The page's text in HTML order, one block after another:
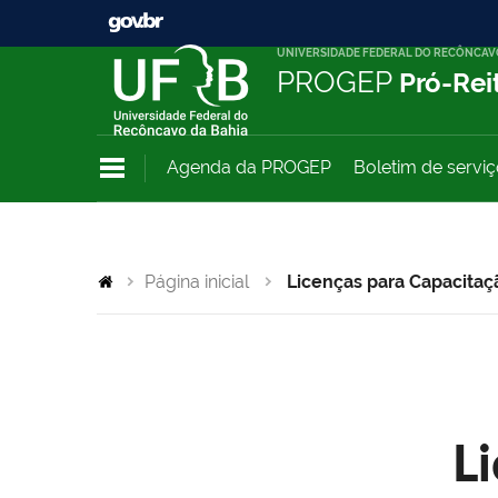
UNIVERSIDADE FEDERAL DO
PROGEP Pró-
Agenda da PROGEP Boletim de
Página inicial Licenças para